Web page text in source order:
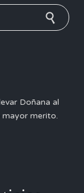
Doñana al
mayor merito.